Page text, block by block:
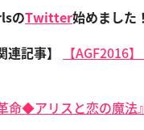
のTwitter始めました
連記事】
【AGF2016
命◆アリスと恋の魔